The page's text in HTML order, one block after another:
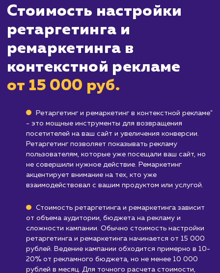
Кому не подходит данный
Если ваш бизнес предлагает товары или
которые клиенты приобретают только один
раз, ретаргетинг и ремаркетинг могут быть
так эффективны.
Компаниям с очень малым бюджетом
Ретаргетинг и ремаркетинг - это стратегии,
которые требуют дополнительного
для рекламы, и могут быть неудобны для
бизнесов с очень ограниченными
бюджетами.
Узнать почему